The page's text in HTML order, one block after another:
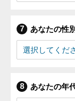
あなたの性
あなたの年